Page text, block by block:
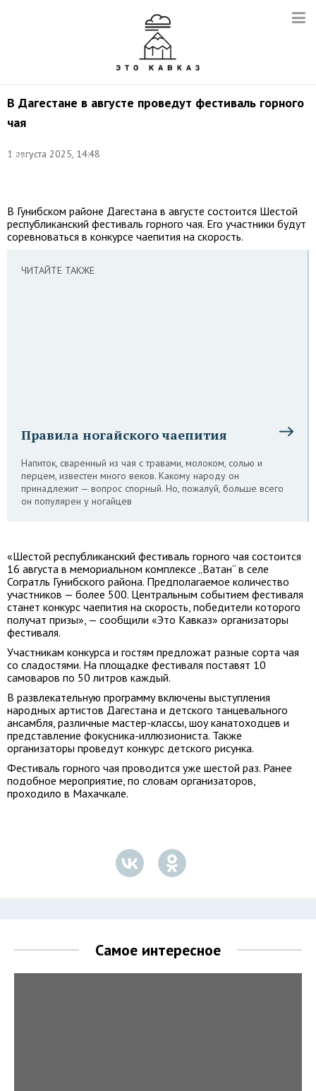
В Дагестане в августе проведут фестиваль горного
чая
1 августа 2025, 14:48
Иван
В Гунибском районе Дагестана в августе состоится Шестой
республиканский фестиваль горного чая. Его участники будут
соревноваться в конкурсе чаепития на скорость.
ЧИТАЙТЕ ТАКЖЕ
Правила ногайского чаепития
Напиток, сваренный из чая с травами, молоком, солью и
перцем, известен много веков. Какому народу он
принадлежит — вопрос спорный. Но, пожалуй, больше всего
он популярен у ногайцев
«Шестой республиканский фестиваль горного чая состоится
16 августа в мемориальном комплексе „Ватан“ в селе
Согратль Гунибского района. Предполагаемое количество
участников — более 500. Центральным событием фестиваля
станет конкурс чаепития на скорость, победители которого
получат призы», — сообщили «Это Кавказ» организаторы
фестиваля.
Участникам конкурса и гостям предложат разные сорта чая
со сладостями. На площадке фестиваля поставят 10
самоваров по 50 литров каждый.
В развлекательную программу включены выступления
народных артистов Дагестана и детского танцевального
ансамбля, различные мастер-классы, шоу канатоходцев и
представление фокусника-иллюзиониста. Также
организаторы проведут конкурс детского рисунка.
Фестиваль горного чая проводится уже шестой раз. Ранее
подобное мероприятие, по словам организаторов,
проходило в Махачкале.
Самое интересное